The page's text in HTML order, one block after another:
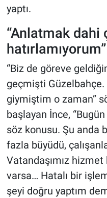
yaptı.
“Anlatmak dahi
hatırlamıyorum”
“Biz de göreve
geçmişti
giymiştim o zaman”
başlayan İnce,
söz konusu. Şu anda
fazla büyüdü,
Vatandaşımız
varsa… Hatalı bir
şeyi doğru yaptım